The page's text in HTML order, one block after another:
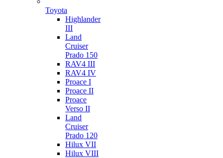
Toyota
Highlander
III
Land
Cruiser
Prado 150
RAV4 III
RAV4 IV
Proace I
Proace II
Proace
Verso II
Land
Cruiser
Prado 120
Hilux VII
Hilux VIII